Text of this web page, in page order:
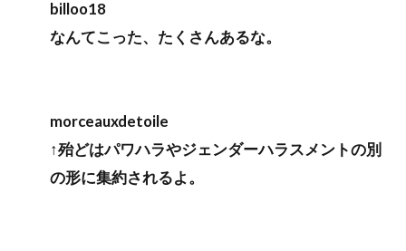
billoo18
なんてこった、たくさんあるな。
morceauxdetoile
↑殆どはパワハラやジェンダーハラスメントの別
の形に集約されるよ。